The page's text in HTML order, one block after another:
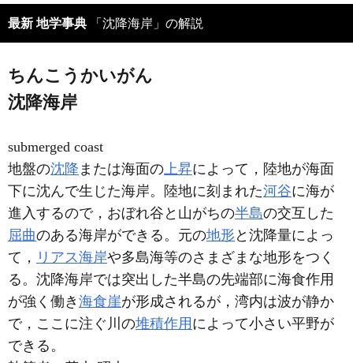
最新 地学事典 「沈降海岸」の解説
ちんこうかいがん
沈降海岸
submerged coast
地盤の沈降 または海面の上昇によって，陸地が海面
下に沈んで生じた海岸。陸地に刻まれた河谷に海が
進入するので，おぼれ谷と山がちの半島の交互した
屈曲のある海岸ができる。元の地形 と沈降量によっ
て， リアス海岸や多島海等のさまざまな地形をつく
る。沈降海岸では突出した半島の先端部に海食作用
が強く働き 海食崖が形成されるが，湾内は波が静か
で，ここに注ぐ川の堆積作用 によって小さい平野が
できる。